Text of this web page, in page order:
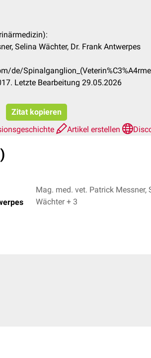
Selina Wächter, Dr. Frank Antwerpes
de/
Letzte Bearbeitung 29.05.2026
Zitat kopieren
Artikel erstellen
Mag. med. vet. Patrick Messner,
Wächter + 3